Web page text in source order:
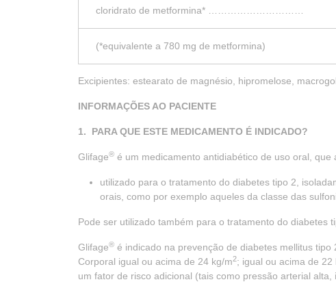
cloridrato de metformina* …………………………
(*equivalente a 780 mg de metformina)
Excipientes: estearato de magnésio, hipromelose,
INFORMAÇÕES AO PACIENTE
1. PARA QUE ESTE MEDICAMENTO É INDICADO?
Glifage® é um medicamento antidiabético de uso oral, que
utilizado para o tratamento do diabetes tipo 2,
orais, como por exemplo aqueles da classe das
Pode ser utilizado também para o tratamento do diabetes
Glifage® é indicado na prevenção de diabetes mellitus
Corporal igual ou acima de 24 kg/m2; igual ou acima de 22
um fator de risco adicional (tais como pressão arterial